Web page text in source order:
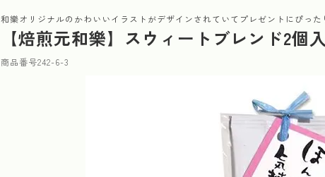
和樂オリジナルのかわいいイラストがデザインされていてプレゼントにぴっ
【焙煎元和樂】スウィートブレンド2個
商品番号242-6-3